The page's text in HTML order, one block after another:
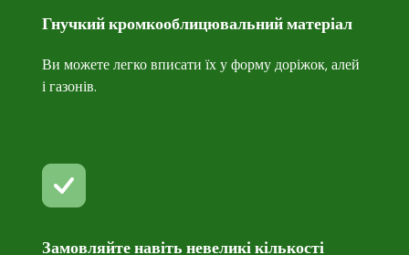
Гнучкий кромкооблицювальний матеріал
Ви можете легко вписати їх у форму доріжок, алей
і газонів.
Замовляйте навіть невеликі кількості